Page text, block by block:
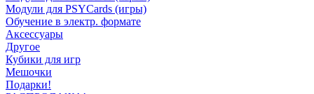
Модули для PSYCards (игры)
Обучение в электр. формате
Аксессуары
Другое
Кубики для игр
Мешочки
Подарки!